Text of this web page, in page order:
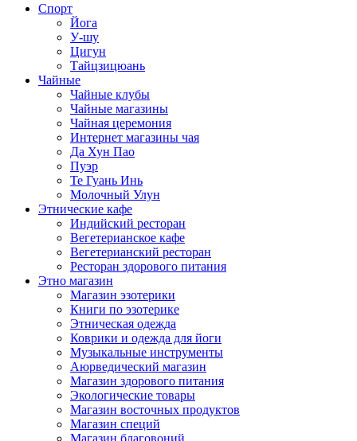
Спорт
Йога
У-шу
Цигун
Тайцзицюань
Чайные
Чайные клубы
Чайные магазины
Чайная церемония
Интернет магазины чая
Да Хун Пао
Пуэр
Те Гуань Инь
Молочный Улун
Этнические кафе
Индийский ресторан
Вегетерианское кафе
Вегетерианский ресторан
Ресторан здорового питания
Этно магазин
Магазин эзотерики
Книги по эзотерике
Этническая одежда
Коврики и одежда для йоги
Музыкальные инструменты
Аюрведический магазин
Магазин здорового питания
Экологические товары
Магазин восточных продуктов
Магазин специй
Магазин благовоний